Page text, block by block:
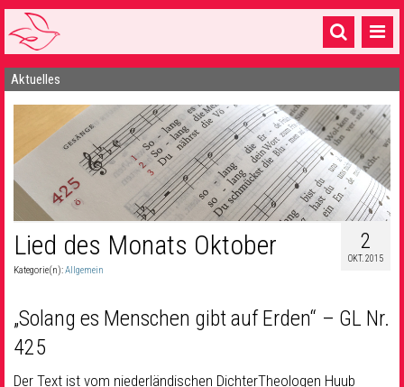
Startseite
1 Pfarrei
16 Gemeinden & mehr
Gottesdienste & Sinnsuche
Gemeinschaft & Soziales
Seelsorge & Kontakt
Aktuelles
2
OKT. 2015
Lied des Monats Oktober
Kategorie(n):Allgemein
„Solang es Menschen gibt auf Erden“ – GL Nr.
425
Der Text ist vom niederländischen DichterTheologen Huub